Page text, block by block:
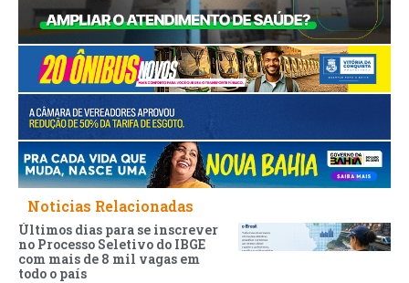
Noticias Relacionadas
Últimos dias para se inscrever
no Processo Seletivo do IBGE
com mais de 8 mil vagas em
todo o país